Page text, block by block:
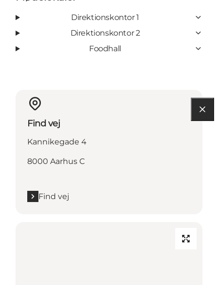
Direktionskontor 1
Direktionskontor 2
Foodhall
Find vej
Kannikegade 4
8000 Aarhus C
Find vej